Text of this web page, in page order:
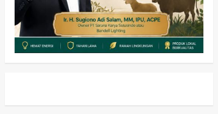
4
wartanusa 4 Agustus 2026
Keagamaan Pemerintahan
Pemkab Sidoarjo & Muhammadiyah
Sinergi Permudah Perizinan, Wakaf,